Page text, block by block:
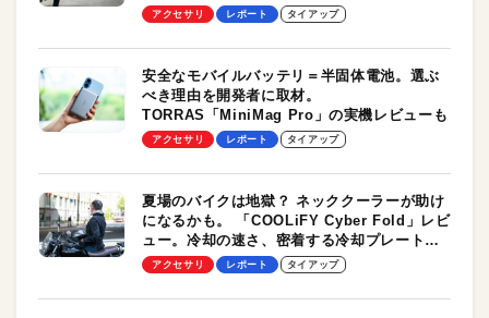
ルユースに最適！
アクセサリ レポート タイアップ
安全なモバイルバッテリ＝半固体電池。選ぶ
べき理由を開発者に取材。
TORRAS「MiniMag Pro」の実機レビューも
アクセサリ レポート タイアップ
夏場のバイクは地獄？ ネッククーラーが助け
になるかも。 「COOLiFY Cyber Fold」レビ
ュー。冷却の速さ、密着する冷却プレート、
シンプルな操作性がグッド！
アクセサリ レポート タイアップ